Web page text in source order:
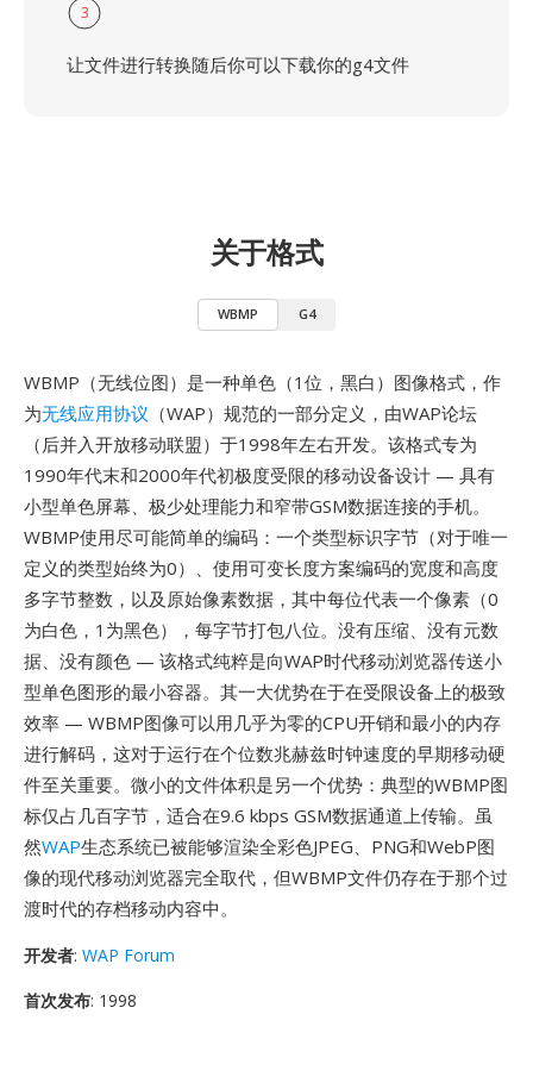
3
让文件进行转换随后你可以下载你的g4文件
关于格式
WBMP G4
WBMP（无线位图）是一种单色（1位，黑白）图像格式，作
为无线应用协议 （WAP）规范的一部分定义，由WAP论坛
（后并入开放移动联盟）于1998年左右开发。该格式专为
1990年代末和2000年代初极度受限的移动设备设计 — 具有
小型单色屏幕、极少处理能力和窄带GSM数据连接的手机。
WBMP使用尽可能简单的编码：一个类型标识字节（对于唯一
定义的类型始终为0）、使用可变长度方案编码的宽度和高度
多字节整数，以及原始像素数据，其中每位代表一个像素（0
为白色，1为黑色），每字节打包八位。没有压缩、没有元数
据、没有颜色 — 该格式纯粹是向WAP时代移动浏览器传送小
型单色图形的最小容器。其一大优势在于在受限设备上的极致
效率 — WBMP图像可以用几乎为零的CPU开销和最小的内存
进行解码，这对于运行在个位数兆赫兹时钟速度的早期移动硬
件至关重要。微小的文件体积是另一个优势：典型的WBMP图
标仅占几百字节，适合在9.6 kbps GSM数据通道上传输。虽
然WAP生态系统已被能够渲染全彩色JPEG、PNG和WebP图
像的现代移动浏览器完全取代，但WBMP文件仍存在于那个过
渡时代的存档移动内容中。
开发者: WAP Forum
首次发布: 1998